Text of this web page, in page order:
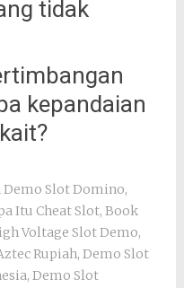
tidak
kepandaian
Demo Slot Domino,
Itu Cheat Slot, Book
Voltage Slot Demo,
Rupiah, Demo Slot
, Demo Slot